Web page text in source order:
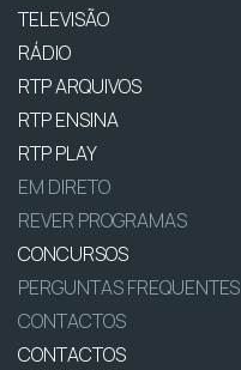
TELEVISÃO
RÁDIO
RTP ARQUIVOS
RTP ENSINA
RTP PLAY
EM DIRETO
REVER PROGRAMAS
CONCURSOS
PERGUNTAS FREQUENTES
CONTACTOS
CONTACTOS